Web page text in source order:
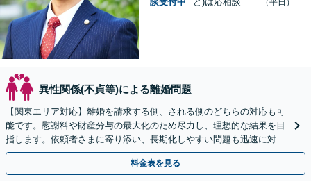
（平日）
異性関係(不貞等)による離婚問題
【関東エリア対応】離婚を請求する側、される側のどちらの対応も可
能です。慰謝料や財産分与の最大化のため尽力し、理想的な結果を目
指します。依頼者さまに寄り添い、長期化しやすい問題も迅速に対応
します【個室対応】
料金表を見る